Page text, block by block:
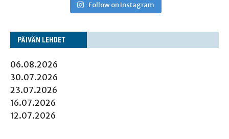
Follow on Instagram
PÄI­VÄN LEHDET
06.08.2026
30.07.2026
23.07.2026
16.07.2026
12.07.2026